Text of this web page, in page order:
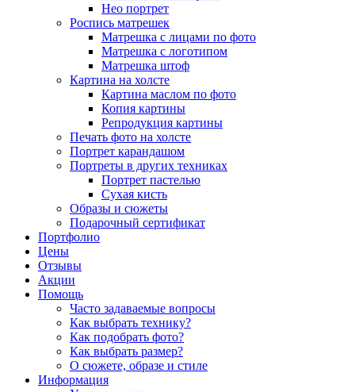
Нео портрет
Роспись матрешек
Матрешка с лицами по фото
Матрешка с логотипом
Матрешка штоф
Картина на холсте
Картина маслом по фото
Копия картины
Репродукция картины
Печать фото на холсте
Портрет карандашом
Портреты в других техниках
Портрет пастелью
Сухая кисть
Образы и сюжеты
Подарочный сертификат
Портфолио
Цены
Отзывы
Акции
Помощь
Часто задаваемые вопросы
Как выбрать технику?
Как подобрать фото?
Как выбрать размер?
О сюжете, образе и стиле
Информация